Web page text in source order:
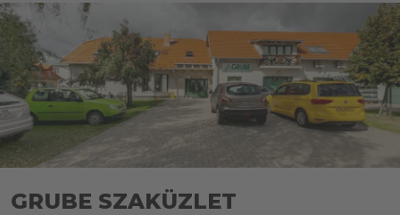
GRUBE SZAKÜZLET